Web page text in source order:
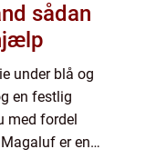
under blå og
en festlig
med fordel
er en